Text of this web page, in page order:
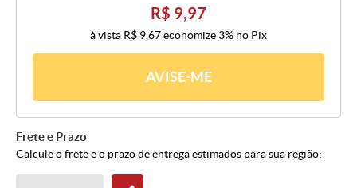
R$ 9,97
à vista R$ 9,67economize 3% no Pix
AVISE-ME
Frete e Prazo
Calcule o frete e o prazo de entrega estimados para sua região: